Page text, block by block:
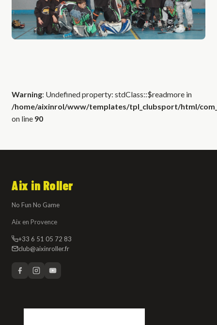
Warning: Undefined property: stdClass::$readmore in
/home/aixinrol/www/templates/tpl_clubsport/html/
on line 90
Aix in Roller
No Fun No Game
Aix en Provence
+33 6 51 05 72 83
club@aixinroller.fr